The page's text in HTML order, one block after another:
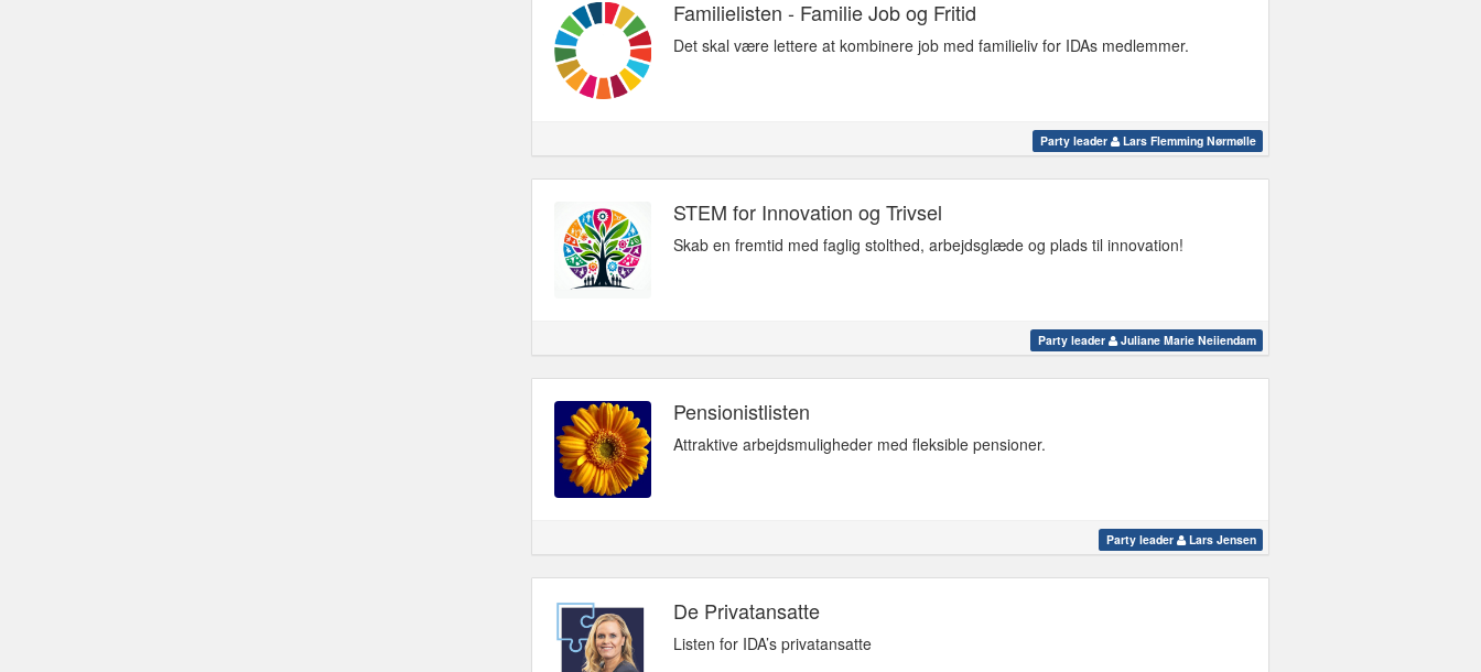
Familielisten - Familie Job og Fritid
Det skal være lettere at kombinere job med familieliv for IDAs medlemmer.
Party leader Lars Flemming Nørmølle
STEM for Innovation og Trivsel
Skab en fremtid med faglig stolthed, arbejdsglæde og plads til innovation!
Party leader Juliane Marie Neiiendam
Pensionistlisten
Attraktive arbejdsmuligheder med fleksible pensioner.
Party leader Lars Jensen
De Privatansatte
Listen for IDA’s privatansatte